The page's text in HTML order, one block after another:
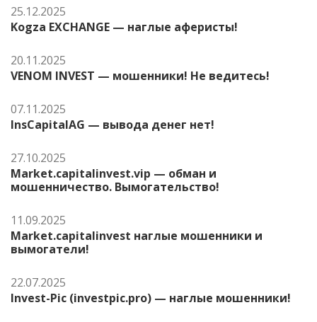
25.12.2025
Kogza EXCHANGE — наглые аферисты!
20.11.2025
VENOM INVEST — мошенники! Не ведитесь!
07.11.2025
InsCapitalAG — вывода денег нет!
27.10.2025
Market.capitalinvest.vip — обман и
мошенничество. Вымогательство!
11.09.2025
Market.capitalinvest наглые мошенники и
вымогатели!
22.07.2025
Invest-Pic (investpic.pro) — наглые мошенники!